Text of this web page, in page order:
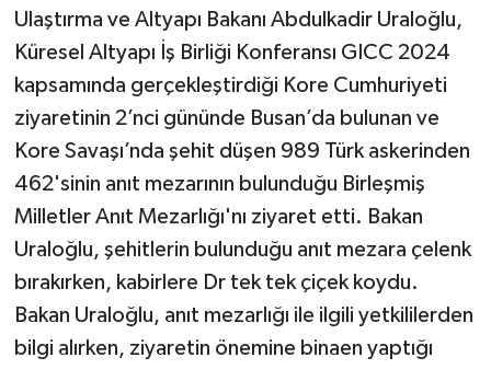
Ulaştırma ve Altyapı Bakanı Abdulkadir Uraloğlu,
Küresel Altyapı İş Birliği Konferansı GICC 2024
kapsamında gerçekleştirdiği Kore Cumhuriyeti
ziyaretinin 2’nci gününde Busan’da bulunan ve
Kore Savaşı’nda şehit düşen 989 Türk askerinden
462'sinin anıt mezarının bulunduğu Birleşmiş
Milletler Anıt Mezarlığı'nı ziyaret etti. Bakan
Uraloğlu, şehitlerin bulunduğu anıt mezara çelenk
bırakırken, kabirlere Dr tek tek çiçek koydu.
Bakan Uraloğlu, anıt mezarlığı ile ilgili yetkililerden
bilgi alırken, ziyaretin önemine binaen yaptığı